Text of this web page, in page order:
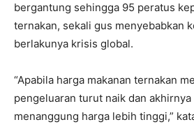
bergantung sehingga 95 peratus
ternakan, sekali gus menyebabkan
berlakunya krisis global.
“Apabila harga makanan ternakan
pengeluaran turut naik dan
menanggung harga lebih tinggi,”